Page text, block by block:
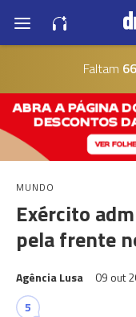
Faltam
MUNDO
Exército
pela frente
Agência Lusa 09 out
5